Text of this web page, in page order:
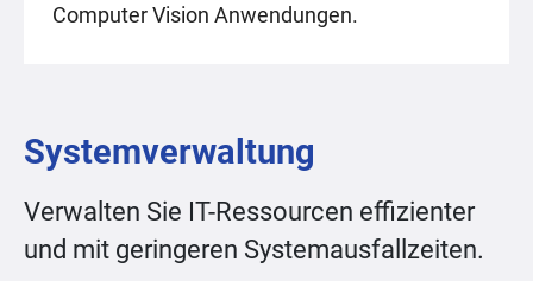
Computer Vision Anwendungen.
Systemverwaltung
Verwalten Sie IT-Ressourcen effizienter
und mit geringeren Systemausfallzeiten.